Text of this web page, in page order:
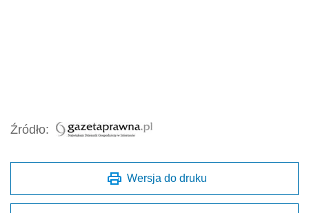
Źródło:
Wersja do druku